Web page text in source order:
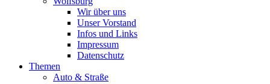
Wir über uns
Unser Vorstand
Infos und Links
Impressum
Datenschutz
Themen
Auto & Straße